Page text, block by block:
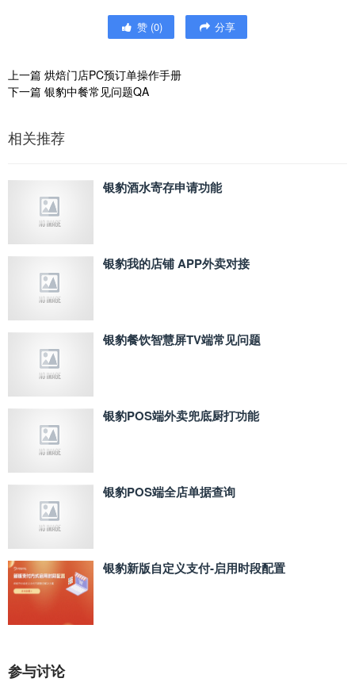
赞 (0) 分享
上一篇 烘焙门店PC预订单操作手册
下一篇 银豹中餐常见问题QA
相关推荐
银豹酒水寄存申请功能
银豹我的店铺 APP外卖对接
银豹餐饮智慧屏TV端常见问题
银豹POS端外卖兜底厨打功能
银豹POS端全店单据查询
银豹新版自定义支付‑启用时段配置
参与讨论